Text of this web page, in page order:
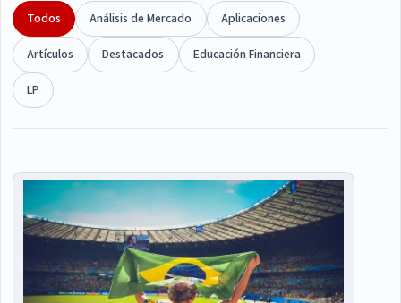
Todos Análisis de Mercado
Aplicaciones
Artículos
Destacados
Educación Financiera
LP
Articles